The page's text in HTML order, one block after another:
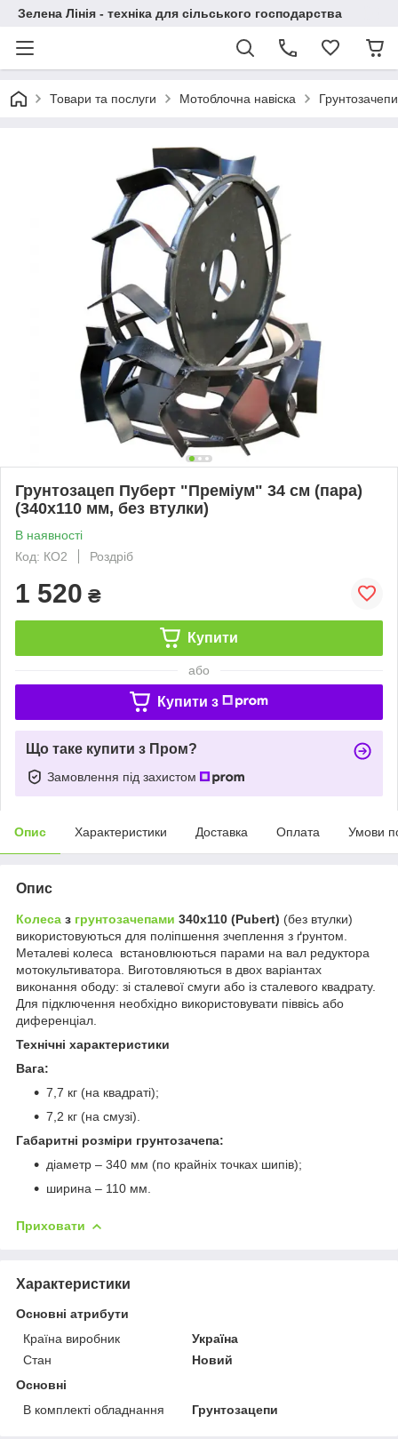
Зелена Лінія - техніка для сільського господарства
Товари та послуги Мотоблочна навіска Грунтозачепи
Грунтозацеп Пуберт "Преміум" 34 см (пара)
(340х110 мм, без втулки)
В наявності
Код: КО2
Роздріб
1 520 ₴
Купити
або
Купити з
Що таке купити з Пром?
Замовлення під захистом
Опис Характеристики Доставка Оплата Умови
Опис
Колеса з грунтозачепами 340х110 (Pubert) (без втулки)
використовуються для поліпшення зчеплення з ґрунтом.
Металеві колеса встановлюються парами на вал редуктора
мотокультиватора. Виготовляються в двох варіантах
виконання ободу: зі сталевої смуги або із сталевого квадрату.
Для підключення необхідно використовувати піввісь або
диференціал.
Технічні характеристики
Вага:
7,7 кг (на квадраті);
7,2 кг (на смузі).
Габаритні розміри грунтозачепа:
діаметр – 340 мм (по крайніх точках шипів);
ширина – 110 мм.
Приховати
Характеристики
Основні атрибути
Країна виробник
Україна
Стан
Новий
Основні
В комплекті обладнання
Грунтозацепи